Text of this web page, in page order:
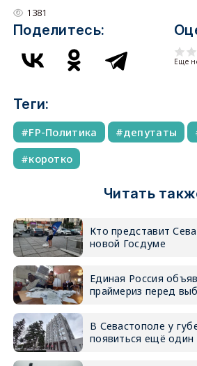
1381
Поделитесь:
Еще
Теги:
FP-Политика депутаты
коротко
Читать
Кто представит
новой Госдуме
Единая Россия
праймериз перед
В Севастополе у
появиться ещё